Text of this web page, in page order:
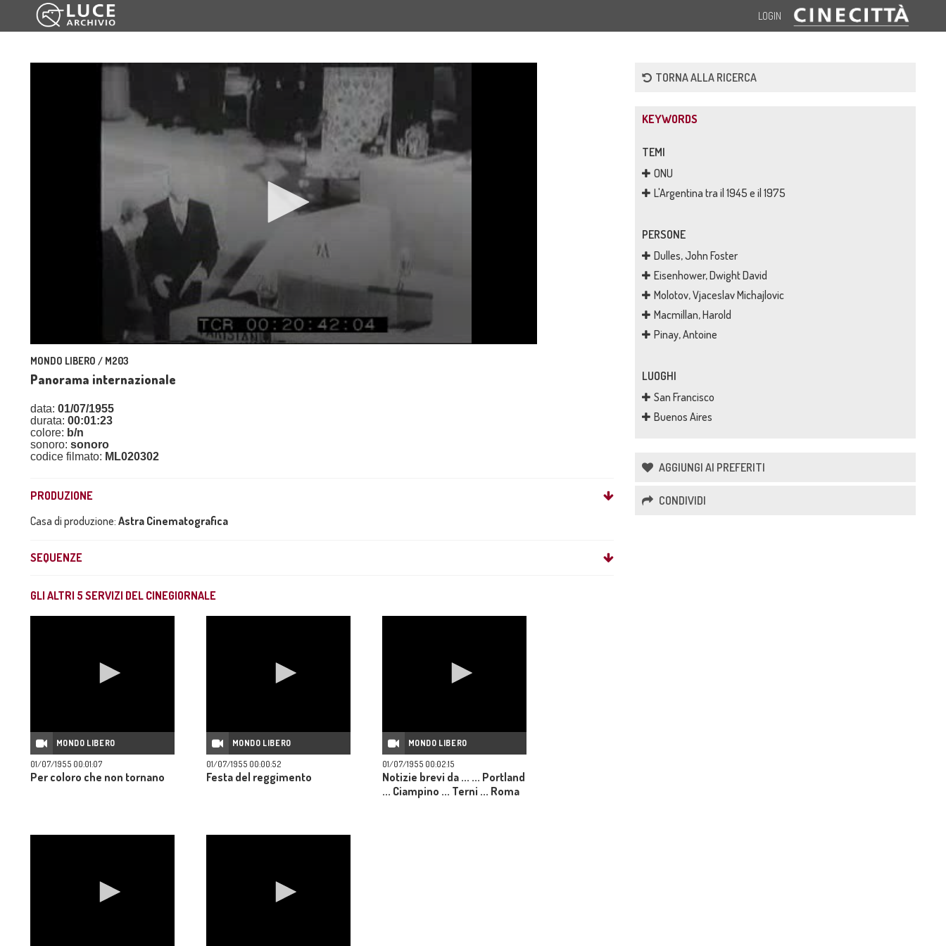
LOGIN
MONDO LIBERO / M203
Panorama internazionale
data: 01/07/1955
durata: 00:01:23
colore: b/n
sonoro: sonoro
codice filmato: ML020302
PRODUZIONE
Casa di produzione: Astra Cinematografica
SEQUENZE
GLI ALTRI 5 SERVIZI DEL CINEGIORNALE
MONDO LIBERO
01/07/1955 00:01:07
Per coloro che non tornano
MONDO LIBERO
01/07/1955 00:00:52
Festa del reggimento
MONDO LIBERO
01/07/1955 00:02:15
Notizie brevi da ... ... Portland
... Ciampino ... Terni ... Roma
TORNA ALLA RICERCA
KEYWORDS
TEMI
ONU
L'Argentina tra il 1945 e il 1975
PERSONE
Dulles, John Foster
Eisenhower, Dwight David
Molotov, Vjaceslav Michajlovic
Macmillan, Harold
Pinay, Antoine
LUOGHI
San Francisco
Buenos Aires
AGGIUNGI AI PREFERITI
CONDIVIDI